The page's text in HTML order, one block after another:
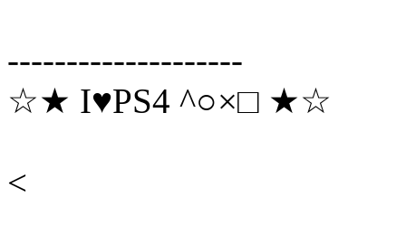
--------------------
☆★ I♥PS4 ^○×□ ★☆
<